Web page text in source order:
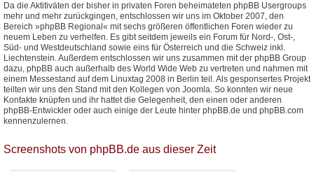
Da die Aktitiväten der bisher in privaten Foren beheimateten phpBB Usergroups
mehr und mehr zurückgingen, entschlossen wir uns im Oktober 2007, den
Bereich »phpBB Regional« mit sechs größeren öffentlichen Foren wieder zu
neuem Leben zu verhelfen. Es gibt seitdem jeweils ein Forum für Nord-, Ost-,
Süd- und Westdeutschland sowie eins für Österreich und die Schweiz inkl.
Liechtenstein. Außerdem entschlossen wir uns zusammen mit der phpBB Group
dazu, phpBB auch außerhalb des World Wide Web zu vertreten und nahmen mit
einem Messestand auf dem Linuxtag 2008 in Berlin teil. Als gesponsertes Projekt
teilten wir uns den Stand mit den Kollegen von Joomla. So konnten wir neue
Kontakte knüpfen und ihr hattet die Gelegenheit, den einen oder anderen
phpBB-Entwickler oder auch einige der Leute hinter phpBB.de und phpBB.com
kennenzulernen.
Screenshots von phpBB.de aus dieser Zeit